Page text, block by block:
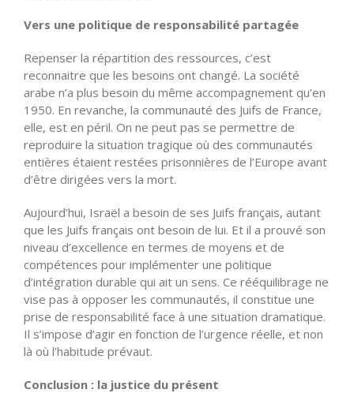
Vers une politique de responsabilité partagée
Repenser la répartition des ressources, c’est
reconnaitre que les besoins ont changé. La société
arabe n’a plus besoin du même accompagnement qu’en
1950. En revanche, la communauté des Juifs de France,
elle, est en péril. On ne peut pas se permettre de
reproduire la situation tragique où des communautés
entières étaient restées prisonnières de l’Europe avant
d’être dirigées vers la mort.
Aujourd’hui, Israël a besoin de ses Juifs français, autant
que les Juifs français ont besoin de lui. Et il a prouvé son
niveau d’excellence en termes de moyens et de
compétences pour implémenter une politique
d’intégration durable qui ait un sens. Ce rééquilibrage ne
vise pas à opposer les communautés, il constitue une
prise de responsabilité face à une situation dramatique.
Il s’impose d’agir en fonction de l’urgence réelle, et non
là où l’habitude prévaut.
Conclusion : la justice du présent